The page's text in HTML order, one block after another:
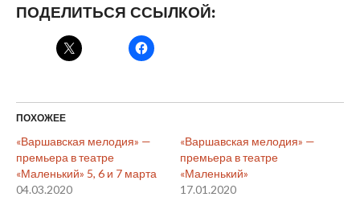
ПОДЕЛИТЬСЯ ССЫЛКОЙ:
ПОХОЖЕЕ
«Варшавская мелодия» —
премьера в театре
«Маленький» 5, 6 и 7 марта
04.03.2020
«Варшавская мелодия» —
премьера в театре
«Маленький»
17.01.2020